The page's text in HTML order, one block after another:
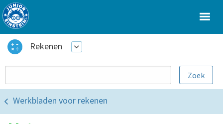
Rekenen
Werkbladen voor rekenen